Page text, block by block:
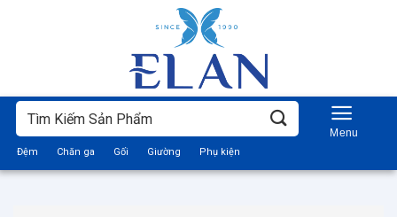
Tìm
kiếm:
Đệm Chăn ga Gối Giường Phụ kiện